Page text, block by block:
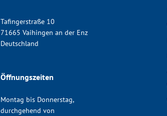
Tafingerstraße 10
71665 Vaihingen an der Enz
Deutschland
Öffnungszeiten
Montag bis Donnerstag,
durchgehend von